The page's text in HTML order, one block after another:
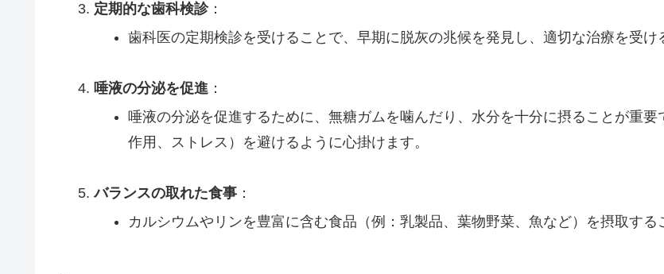
定期的な歯科検診：
歯科医の定期検診を受けることで、早期に脱灰の兆候を発見し、適切な治療を受け
唾液の分泌を促進：
唾液の分泌を促進するために、無糖ガムを噛んだり、水分を十分に摂ることが重
作用、ストレス）を避けるように心掛けます。
バランスの取れた食事：
カルシウムやリンを豊富に含む食品（例：乳製品、葉物野菜、魚など）を摂取する